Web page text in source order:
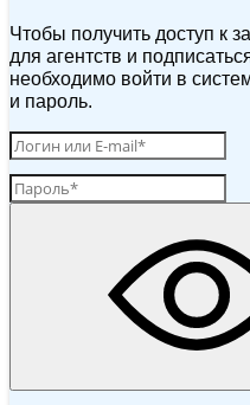
Чтобы получить доступ к
для агентств и
необходимо войти в
и пароль.